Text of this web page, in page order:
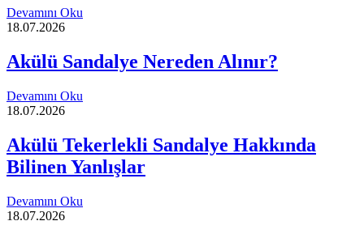
Devamını Oku
18.07.2026
Akülü Sandalye Nereden Alınır?
Devamını Oku
18.07.2026
Akülü Tekerlekli Sandalye Hakkında
Bilinen Yanlışlar
Devamını Oku
18.07.2026